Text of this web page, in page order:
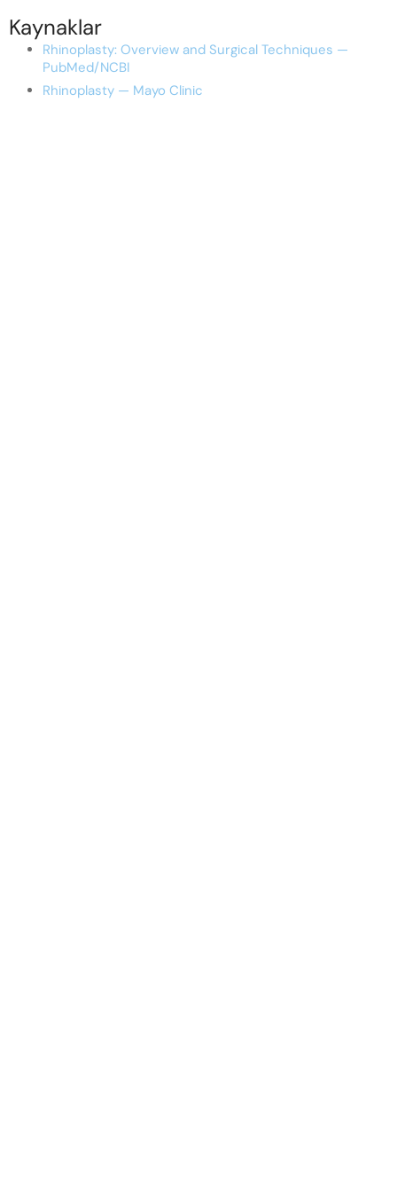
Kaynaklar
Rhinoplasty: Overview and Surgical Techniques —
PubMed/NCBI
Rhinoplasty — Mayo Clinic